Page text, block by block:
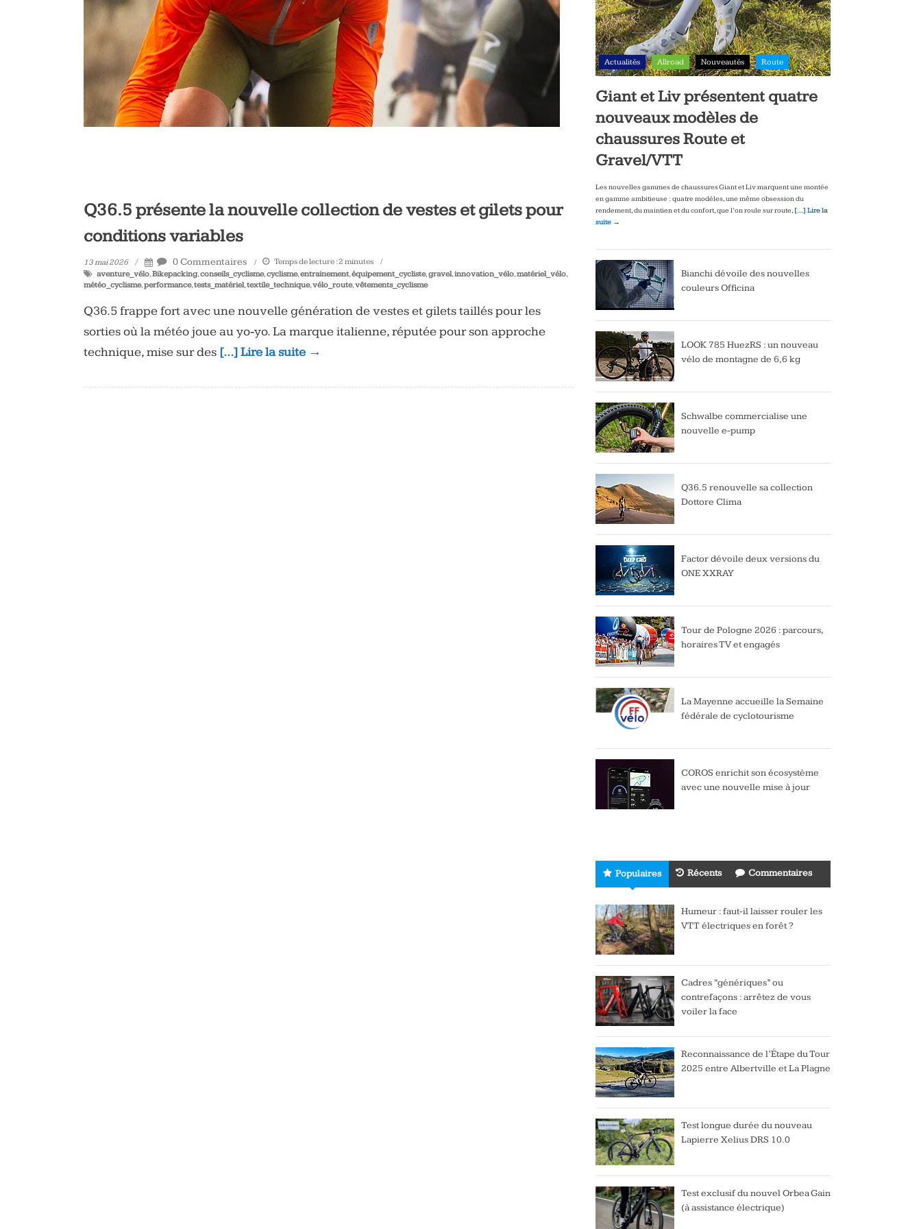
vélo
et
triathlon
Q36.5 présente la nouvelle collection de vestes et gilets pour
conditions variables
13 mai 2026 0 Commentaires Temps de lecture :2 minutes
aventure_vélo,Bikepacking,conseils_cyclisme,cyclisme,entrainement,équipement_cycliste,gravel,innovation_vélo,matériel_vélo,
météo_cyclisme,performance,tests_matériel,textile_technique,vélo_route,vêtements_cyclisme
Q36.5 frappe fort avec une nouvelle génération de vestes et gilets taillés pour les
sorties où la météo joue au yo‑yo. La marque italienne, réputée pour son approche
technique, mise sur des […] Lire la suite →
Actualités Allroad Nouveautés Route
Giant et Liv présentent quatre
nouveaux modèles de
chaussures Route et
Gravel/VTT
Les nouvelles gammes de chaussures Giant et Liv marquent une montée
en gamme ambitieuse : quatre modèles, une même obsession du
rendement, du maintien et du confort, que l’on roule sur route, […] Lire la
suite →
Bianchi dévoile des nouvelles
couleurs Officina
LOOK 785 HuezRS : un nouveau
vélo de montagne de 6,6 kg
Schwalbe commercialise une
nouvelle e-pump
Q36.5 renouvelle sa collection
Dottore Clima
Factor dévoile deux versions du
ONE XXRAY
Tour de Pologne 2026 : parcours,
horaires TV et engagés
La Mayenne accueille la Semaine
fédérale de cyclotourisme
COROS enrichit son écosystème
avec une nouvelle mise à jour
Populaires Récents Commentaires
Humeur : faut-il laisser rouler les
VTT électriques en forêt ?
Cadres “génériques” ou
contrefaçons : arrêtez de vous
voiler la face
Reconnaissance de l’Étape du Tour
2025 entre Albertville et La Plagne
Test longue durée du nouveau
Lapierre Xelius DRS 10.0
Test exclusif du nouvel Orbea Gain
(à assistance électrique)